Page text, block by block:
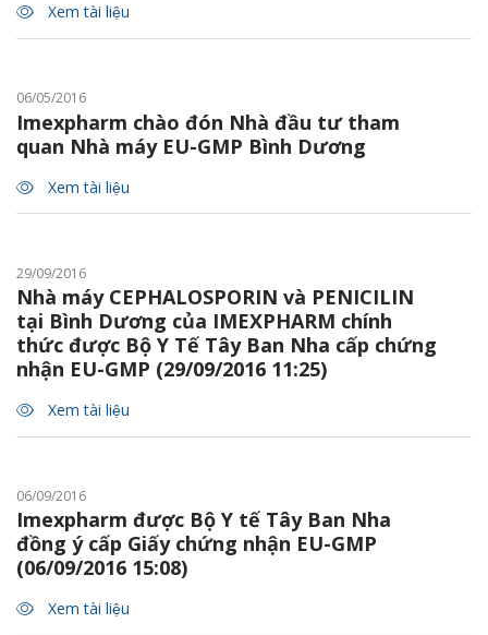
Xem tài liệu
06/05/2016
Imexpharm chào đón Nhà đầu tư tham
quan Nhà máy EU-GMP Bình Dương
Xem tài liệu
29/09/2016
Nhà máy CEPHALOSPORIN và PENICILIN
tại Bình Dương của IMEXPHARM chính
thức được Bộ Y Tế Tây Ban Nha cấp chứng
nhận EU-GMP (29/09/2016 11:25)
Xem tài liệu
06/09/2016
Imexpharm được Bộ Y tế Tây Ban Nha
đồng ý cấp Giấy chứng nhận EU-GMP
(06/09/2016 15:08)
Xem tài liệu